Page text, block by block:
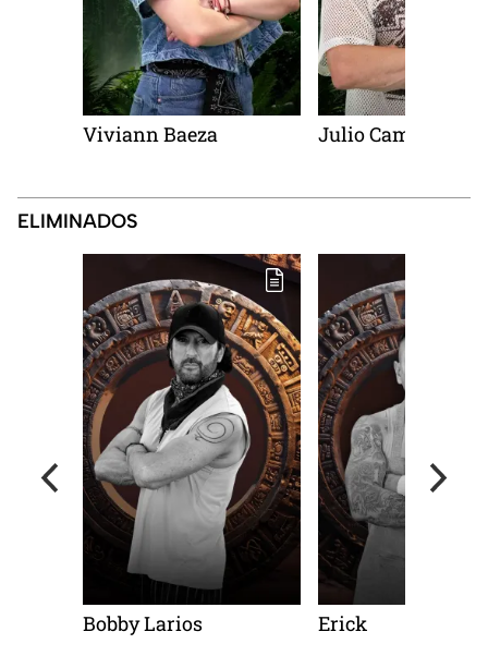
Viviann Baeza Julio Camejo
ELIMINADOS
Bobby Larios Erick